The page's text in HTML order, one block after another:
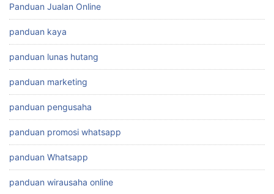
Panduan Jualan Online
panduan kaya
panduan lunas hutang
panduan marketing
panduan pengusaha
panduan promosi whatsapp
panduan Whatsapp
panduan wirausaha online